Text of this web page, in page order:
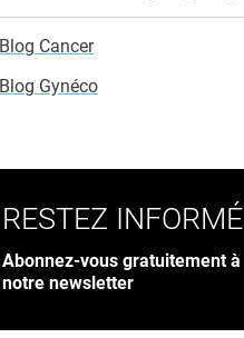
Blog Cancer
Blog Gynéco
RESTEZ INFORMÉ
Abonnez-vous gratuitement à
notre newsletter